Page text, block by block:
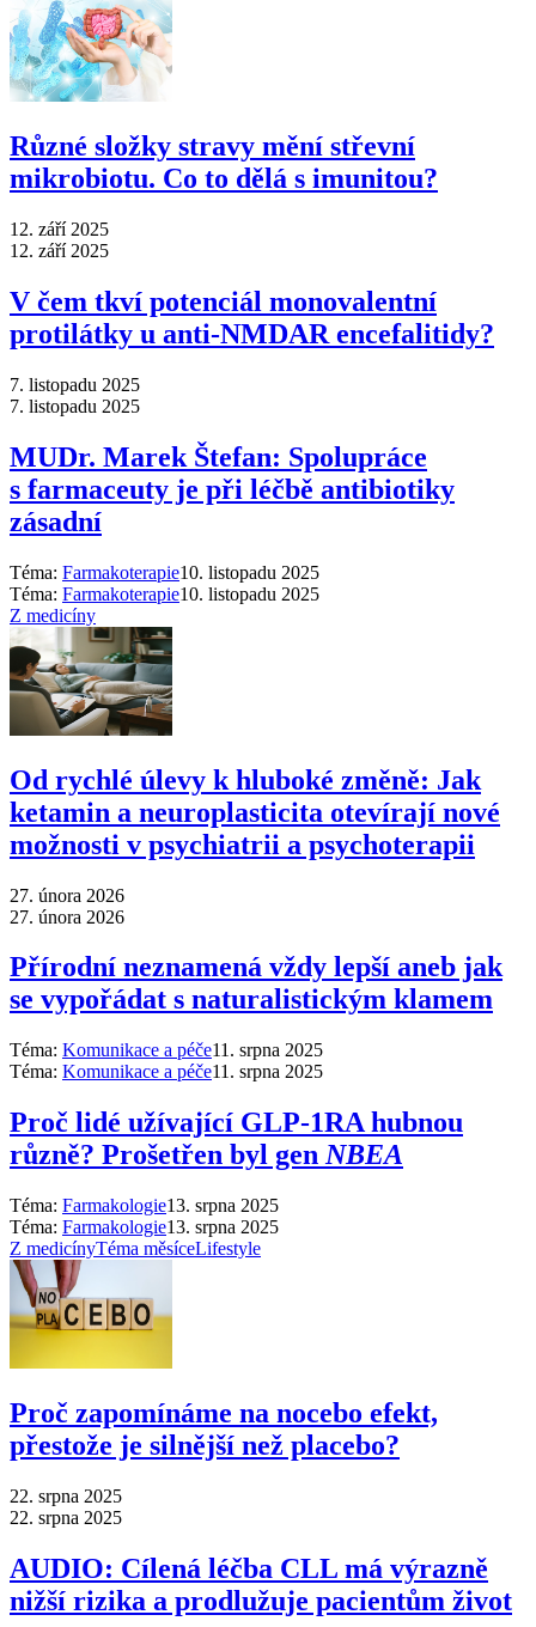
Různé složky stravy mění střevní
mikrobiotu. Co to dělá s imunitou?
12. září 2025
12. září 2025
V čem tkví potenciál monovalentní
protilátky u anti-NMDAR encefalitidy?
7. listopadu 2025
7. listopadu 2025
MUDr. Marek Štefan: Spolupráce
s farmaceuty je při léčbě antibiotiky
zásadní
Téma: Farmakoterapie10. listopadu 2025
Téma: Farmakoterapie10. listopadu 2025
Z medicíny
Od rychlé úlevy k hluboké změně: Jak
ketamin a neuroplasticita otevírají nové
možnosti v psychiatrii a psychoterapii
27. února 2026
27. února 2026
Přírodní neznamená vždy lepší aneb jak
se vypořádat s naturalistickým klamem
Téma: Komunikace a péče11. srpna 2025
Téma: Komunikace a péče11. srpna 2025
Proč lidé užívající GLP-1RA hubnou
různě? Prošetřen byl genNBEA
Téma: Farmakologie13. srpna 2025
Téma: Farmakologie13. srpna 2025
Z medicínyTéma měsíceLifestyle
Proč zapomínáme na nocebo efekt,
přestože je silnější než placebo?
22. srpna 2025
22. srpna 2025
AUDIO: Cílená léčba CLL má výrazně
nižší rizika a prodlužuje pacientům život